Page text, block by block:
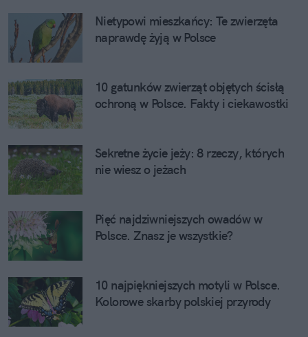
Nietypowi mieszkańcy: Te zwierzęta
naprawdę żyją w Polsce
10 gatunków zwierząt objętych ścisłą
ochroną w Polsce. Fakty i ciekawostki
Sekretne życie jeży: 8 rzeczy, których
nie wiesz o jeżach
Pięć najdziwniejszych owadów w
Polsce. Znasz je wszystkie?
10 najpiękniejszych motyli w Polsce.
Kolorowe skarby polskiej przyrody